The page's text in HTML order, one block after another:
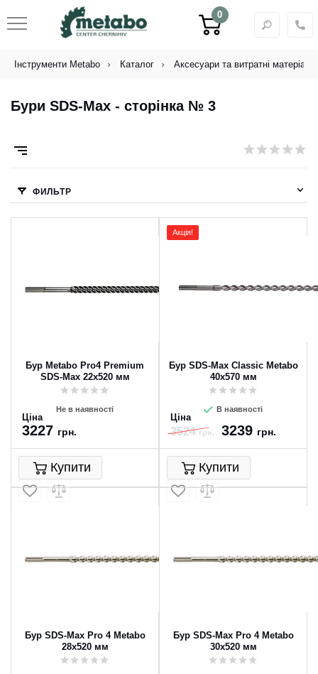
0
Інструменти Metabo Каталог Аксесуари та витратні матеріали
Бури SDS-Max - сторінка № 3
ФИЛЬТР
Бур Metabo Pro4 Premium
SDS-Max 22x520 мм
Не в наявності
Ціна
3227 грн.
Купити
Акція!
Бур SDS-Max Classic Metabo
40x570 мм
В наявності
Ціна
3524грн. 3239 грн.
Купити
Бур SDS-Max Pro 4 Metabo
28x520 мм
Бур SDS-Max Pro 4 Metabo
30x520 мм